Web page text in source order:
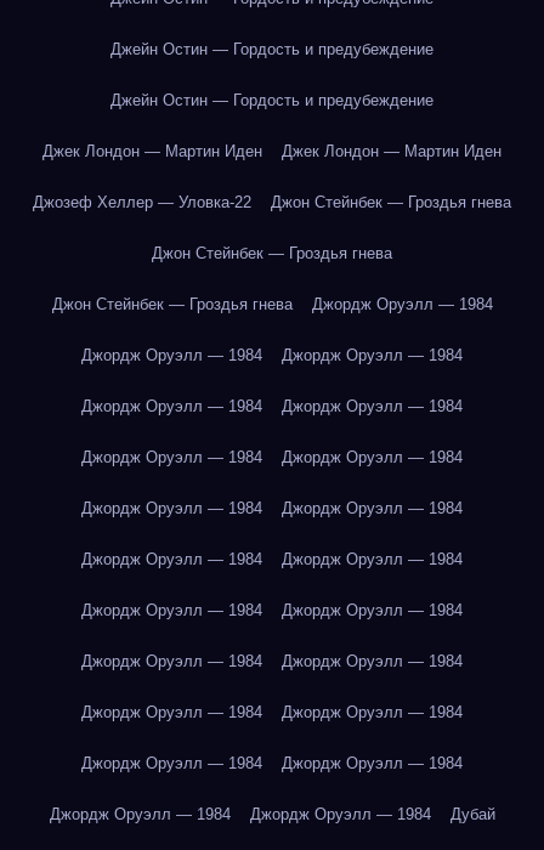
Джейн Остин — Гордость и предубеждение
Джейн Остин — Гордость и предубеждение
Джек Лондон — Мартин Иден Джек Лондон — Мартин Иден
Джозеф Хеллер — Уловка-22 Джон Стейнбек — Гроздья гнева
Джон Стейнбек — Гроздья гнева
Джон Стейнбек — Гроздья гнева Джордж Оруэлл — 1984
Джордж Оруэлл — 1984 Джордж Оруэлл — 1984
Джордж Оруэлл — 1984 Джордж Оруэлл — 1984
Джордж Оруэлл — 1984 Джордж Оруэлл — 1984
Джордж Оруэлл — 1984 Джордж Оруэлл — 1984
Джордж Оруэлл — 1984 Джордж Оруэлл — 1984
Джордж Оруэлл — 1984 Джордж Оруэлл — 1984
Джордж Оруэлл — 1984 Джордж Оруэлл — 1984
Джордж Оруэлл — 1984 Джордж Оруэлл — 1984
Джордж Оруэлл — 1984 Джордж Оруэлл — 1984
Джордж Оруэлл — 1984 Джордж Оруэлл — 1984 Дубай